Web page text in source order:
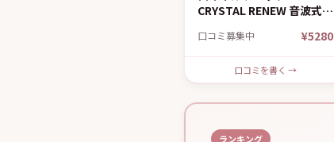
CRYSTAL RENEW 音波式電
口コミ募集中 ¥5280
口コミを書く →
ランキング